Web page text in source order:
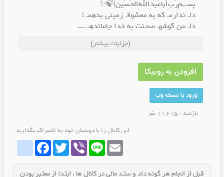
بِســمِ‌رَبِ‌اَباعَبدِاللهِ‌الحُسَین|🍃✨
دلـ ندارمـ‌‌ که‌‌ به معشوقـ‌ زمینی بدهمـ !
دلـ من گوشهـ صحنت به خدا جاماندهـ ....
@Hoballhosin
#امام_حسین_جانم #ڪربلا️
(جزئیات بیشتر)
افزودن به روبیکا
ورود با نسخه وب
بازدید : 11,615 نفر
این کانال را با دوستان خود به اشتراک بگذارید
whatrubikaFacebookTwitter Viber Line Email
قبل از انجام هر گونه داد و ستد مالی در کانال ها ، ابتدا از معتبر بودن